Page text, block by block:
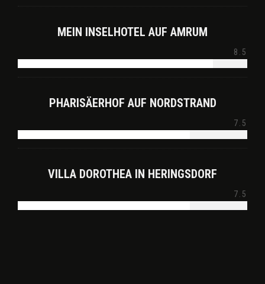
MEIN INSELHOTEL AUF AMRUM
8.5
PHARISÄERHOF AUF NORDSTRAND
7.5
VILLA DOROTHEA IN HERINGSDORF
7.5